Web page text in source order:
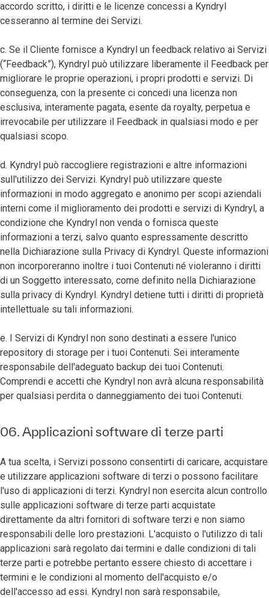
accordo scritto, i diritti e le licenze concessi a Kyndryl
cesseranno al termine dei Servizi.
c. Se il Cliente fornisce a Kyndryl un feedback relativo ai Servizi
(“Feedback”), Kyndryl può utilizzare liberamente il Feedback per
migliorare le proprie operazioni, i propri prodotti e servizi. Di
conseguenza, con la presente ci concedi una licenza non
esclusiva, interamente pagata, esente da royalty, perpetua e
irrevocabile per utilizzare il Feedback in qualsiasi modo e per
qualsiasi scopo.
d. Kyndryl può raccogliere registrazioni e altre informazioni
sull'utilizzo dei Servizi. Kyndryl può utilizzare queste
informazioni in modo aggregato e anonimo per scopi aziendali
interni come il miglioramento dei prodotti e servizi di Kyndryl, a
condizione che Kyndryl non venda o fornisca queste
informazioni a terzi, salvo quanto espressamente descritto
nella Dichiarazione sulla Privacy di Kyndryl. Queste informazioni
non incorporeranno inoltre i tuoi Contenuti né violeranno i diritti
di un Soggetto interessato, come definito nella Dichiarazione
sulla privacy di Kyndryl. Kyndryl detiene tutti i diritti di proprietà
intellettuale su tali informazioni.
e. I Servizi di Kyndryl non sono destinati a essere l'unico
repository di storage per i tuoi Contenuti. Sei interamente
responsabile dell'adeguato backup dei tuoi Contenuti.
Comprendi e accetti che Kyndryl non avrà alcuna responsabilità
per qualsiasi perdita o danneggiamento dei tuoi Contenuti.
06. Applicazioni software di terze parti
A tua scelta, i Servizi possono consentirti di caricare, acquistare
e utilizzare applicazioni software di terzi o possono facilitare
l'uso di applicazioni di terzi. Kyndryl non esercita alcun controllo
sulle applicazioni software di terze parti acquistate
direttamente da altri fornitori di software terzi e non siamo
responsabili delle loro prestazioni. L'acquisto o l'utilizzo di tali
applicazioni sarà regolato dai termini e dalle condizioni di tali
terze parti e potrebbe pertanto essere chiesto di accettare i
termini e le condizioni al momento dell'acquisto e/o
dell'accesso ad essi. Kyndryl non sarà responsabile,